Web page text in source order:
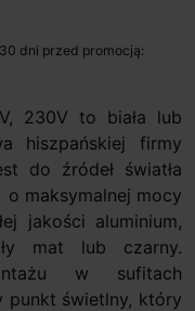
dni przed promocją:
230V to biała lub
hiszpańskiej firmy
do źródeł światła
o maksymalnej mocy
jakości aluminium,
mat lub czarny.
w sufitach
punkt świetlny, który